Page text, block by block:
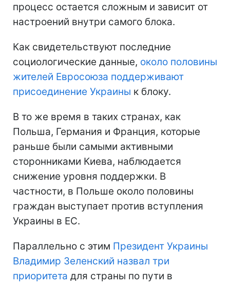
процесс остается сложным и зависит от
настроений внутри самого блока.
Как свидетельствуют последние
социологические данные, около половины
жителей Евросоюза поддерживают
присоединение Украины к блоку.
В то же время в таких странах, как
Польша, Германия и Франция, которые
раньше были самыми активными
сторонниками Киева, наблюдается
снижение уровня поддержки. В
частности, в Польше около половины
граждан выступает против вступления
Украины в ЕС.
Параллельно с этим Президент Украины
Владимир Зеленский назвал три
приоритета для страны по пути в